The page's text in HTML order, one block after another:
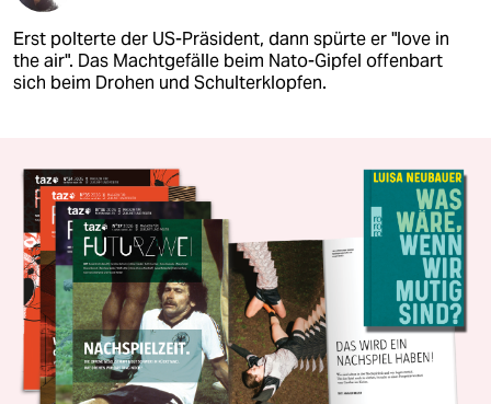
Erst polterte der US-Präsident, dann spürte er "love in
the air". Das Machtgefälle beim Nato-Gipfel offenbart
sich beim Drohen und Schulterklopfen.